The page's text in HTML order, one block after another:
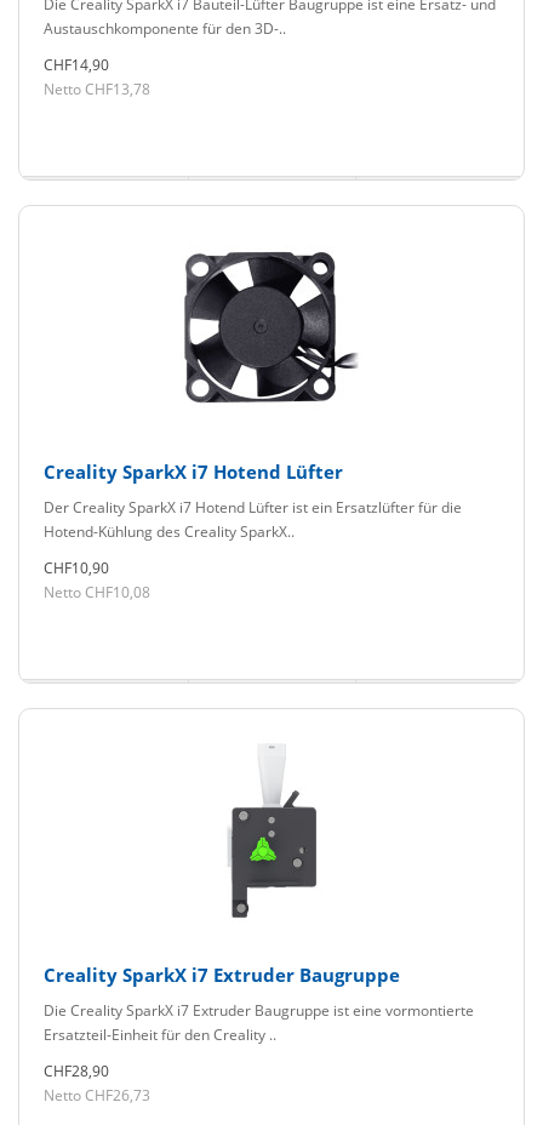
Die Creality SparkX i7 Bauteil-Lüfter Baugruppe ist eine Ersatz- und
Austauschkomponente für den 3D-..
CHF14,90
Netto CHF13,78
Creality SparkX i7 Hotend Lüfter
Der Creality SparkX i7 Hotend Lüfter ist ein Ersatzlüfter für die
Hotend-Kühlung des Creality SparkX..
CHF10,90
Netto CHF10,08
Creality SparkX i7 Extruder Baugruppe
Die Creality SparkX i7 Extruder Baugruppe ist eine vormontierte
Ersatzteil-Einheit für den Creality ..
CHF28,90
Netto CHF26,73